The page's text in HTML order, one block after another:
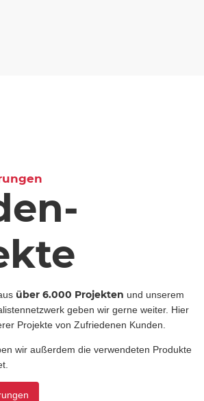
über 6.000 Projekten und unserem
geben wir gerne weiter. Hier
Projekte von Zufriedenen Kunden.
wir außerdem die verwendeten Produkte